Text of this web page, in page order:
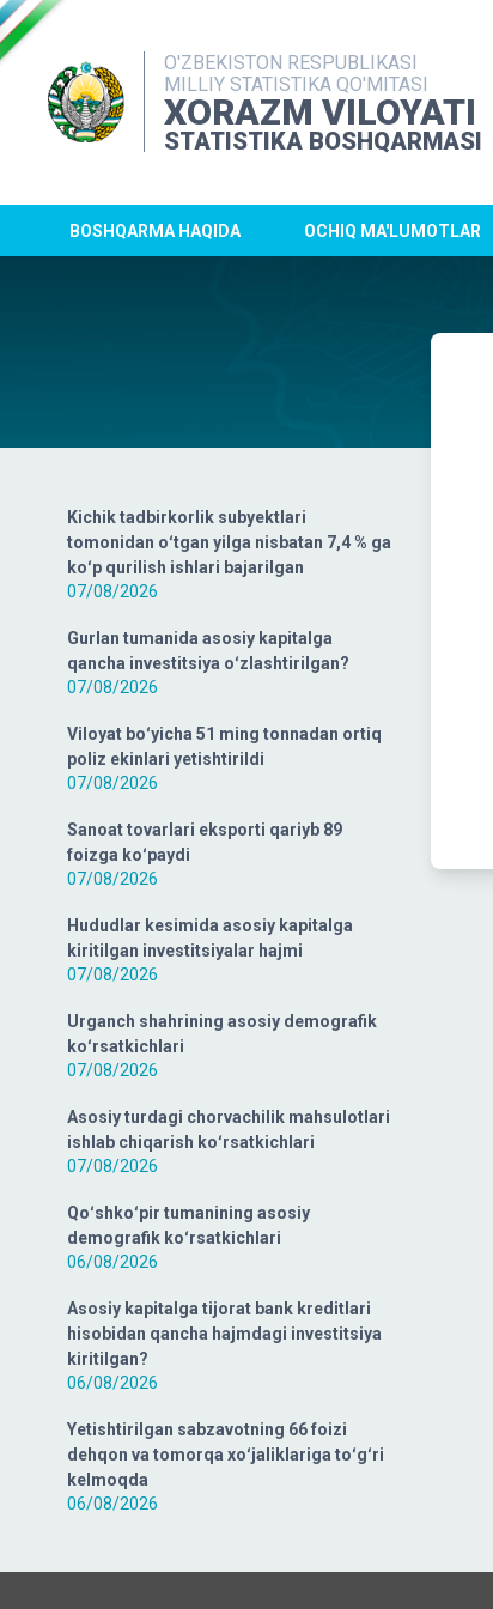
O'ZBEKISTON RESPUBLIKASI
MILLIY STATISTIKA QO'MITASI
XORAZM VILOYATI
STATISTIKA BOSHQARMASI
BOSHQARMA HAQIDA OCHIQ MA'LUMOTLAR
Kichik tadbirkorlik subyektlari
tomonidan oʻtgan yilga nisbatan 7,4 % ga
koʻp qurilish ishlari bajarilgan
07/08/2026
Gurlan tumanida asosiy kapitalga
qancha investitsiya oʻzlashtirilgan?
07/08/2026
Viloyat boʻyicha 51 ming tonnadan ortiq
poliz ekinlari yetishtirildi
07/08/2026
Sanoat tovarlari eksporti qariyb 89
foizga koʻpaydi
07/08/2026
Hududlar kesimida asosiy kapitalga
kiritilgan investitsiyalar hajmi
07/08/2026
Urganch shahrining asosiy demografik
koʻrsatkichlari
07/08/2026
Asosiy turdagi chorvachilik mahsulotlari
ishlab chiqarish koʻrsatkichlari
07/08/2026
Qoʻshkoʻpir tumanining asosiy
demografik koʻrsatkichlari
06/08/2026
Asosiy kapitalga tijorat bank kreditlari
hisobidan qancha hajmdagi investitsiya
kiritilgan?
06/08/2026
Yetishtirilgan sabzavotning 66 foizi
dehqon va tomorqa xoʻjaliklariga toʻgʻri
kelmoqda
06/08/2026